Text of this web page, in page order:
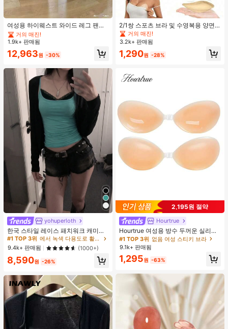
여성용 하이웨스트 와이드 레그 팬츠,
봄 드로스트링 루즈 롱 팬츠, 레이지
릴랙스드 스타일 그레이
#1 TOP 3위
에서 평상복 캐주얼 바지
거의 매진!
#1 TOP 3위
에서 평상복 캐주얼 바지
거의 매진!
#1 TOP 3위
에서 평상복 캐주얼 바지
거의 매진!
#1 TOP 3위
거의 매진!
1.9k+ 판매됨
12,963원 -30%
yohuperloth
한국 스타일 레이스 패치워크 캐미솔
탱크 탑, Y2K 에스테틱, 스트리트웨어
캐주얼 여름
#1 TOP 3위
50+ 명 "여름옷"
#1 TOP 3위
50+ 명 "여름옷"
#1 TOP 3위
50+ 명 "여름옷"
50+ 명 "여름옷"
9.4k+ 판매됨 (1000+)
8,590원 -26%
2/1쌍 스포츠 브라 및 수영복용 양면
접착 브라 패드
거의 매진!
3.2k+ 판매됨
1,290원 -28%
2,195원 절약
Hourtrue
Hourtrue 여성용 방수 두꺼운 실리콘
가슴 페탈, 작은 가슴 리프트업 & 푸시
인용, 웨딩 촬영 및 들러리용
#1 TOP 3위 없음 여성 스티키 브라
9.1k+ 판매됨
1,295원 -63%